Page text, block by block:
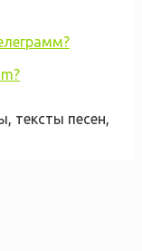
тексты песен,